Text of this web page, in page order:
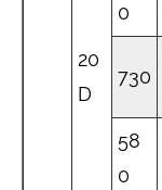
20
D
0
730
58
0